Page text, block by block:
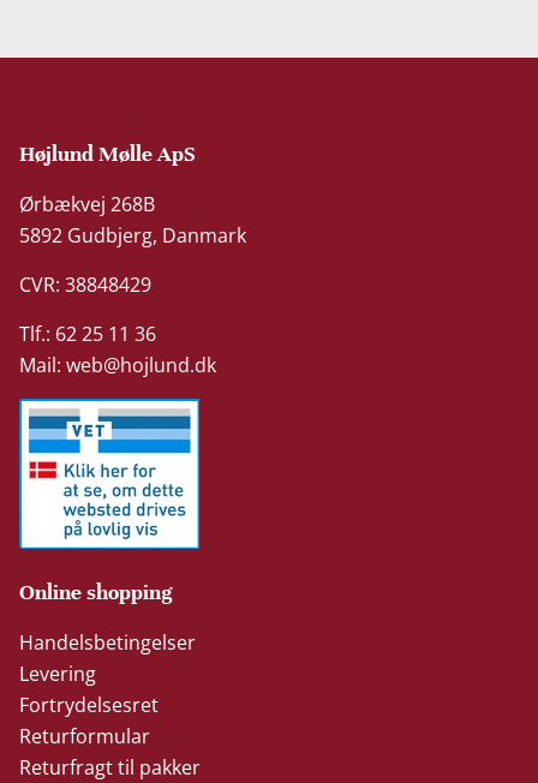
Højlund Mølle ApS
Ørbækvej 268B
5892 Gudbjerg, Danmark
CVR: 38848429
Tlf.: 62 25 11 36
Mail:web@hojlund.dk
Online shopping
Handelsbetingelser
Levering
Fortrydelsesret
Returformular
Returfragt til pakker